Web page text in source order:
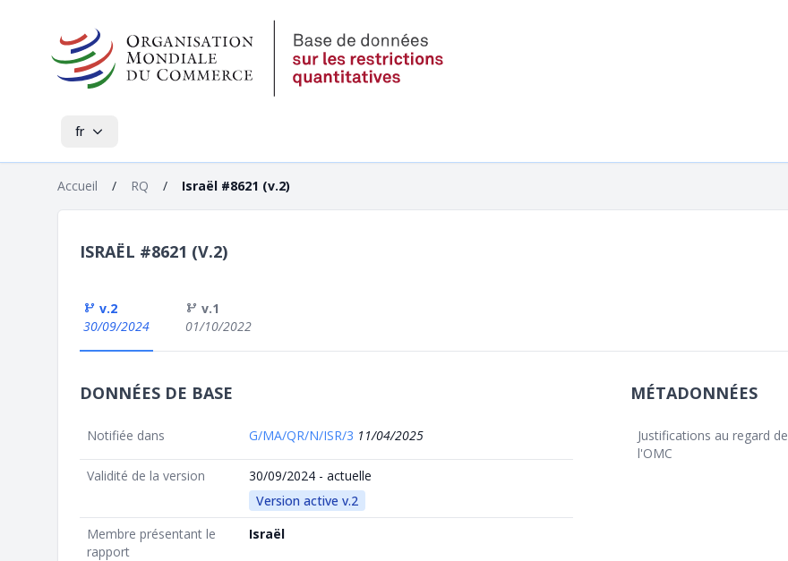
fr
Accueil / RQ / Israël #8621 (v.2)
ISRAËL #8621 (V.2)
v.2
30/09/2024
v.1
01/10/2022
DONNÉES DE BASE
Notifiée dans G/MA/QR/N/ISR/3 11/04/2025
Validité de la version
30/09/2024 - actuelle
Version active v.2
Membre présentant le
rapport
Israël
MÉTADONNÉES
Justifications au regard de
l'OMC